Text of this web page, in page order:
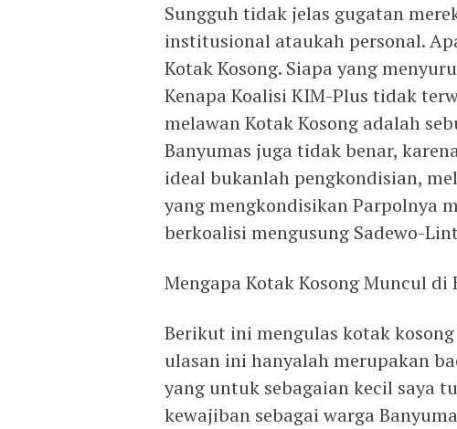
Sungguh tidak jelas gugatan
institusional ataukah personal.
Kotak Kosong. Siapa yang
Kenapa Koalisi KIM-Plus tidak
melawan Kotak Kosong adalah
Banyumas juga tidak benar,
ideal bukanlah pengkondisian,
yang mengkondisikan Parpolnya
berkoalisi mengusung Sadewo-
Mengapa Kotak Kosong Muncul di
Berikut ini mengulas kotak
ulasan ini hanyalah merupakan
yang untuk sebagaian kecil saya
kewajiban sebagai warga